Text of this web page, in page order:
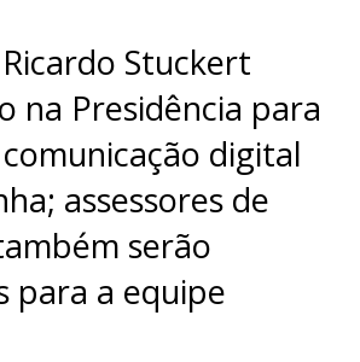
Stuckert
na Presidência para
digital
assessores de
serão
para a equipe